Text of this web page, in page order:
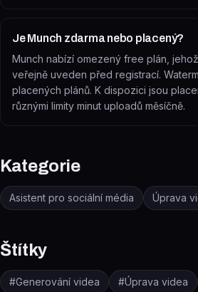
Je Munch zdarma nebo placený?
Munch nabízí omezený free plán,
veřejně uveden před registrací.
placených plánů. K dispozici jsou
různými limity minut uploadů měsíčně.
Kategorie
Asistent pro sociální média Úprava
Štítky
#Generování videa #Úprava videa